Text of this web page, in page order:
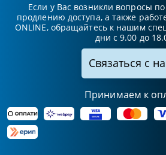
Если у Вас возникли вопросы
продлению доступа, а также
ONLINE, обращайтесь к нашим
дни с 9.00 до
Связаться с
Принимаем к